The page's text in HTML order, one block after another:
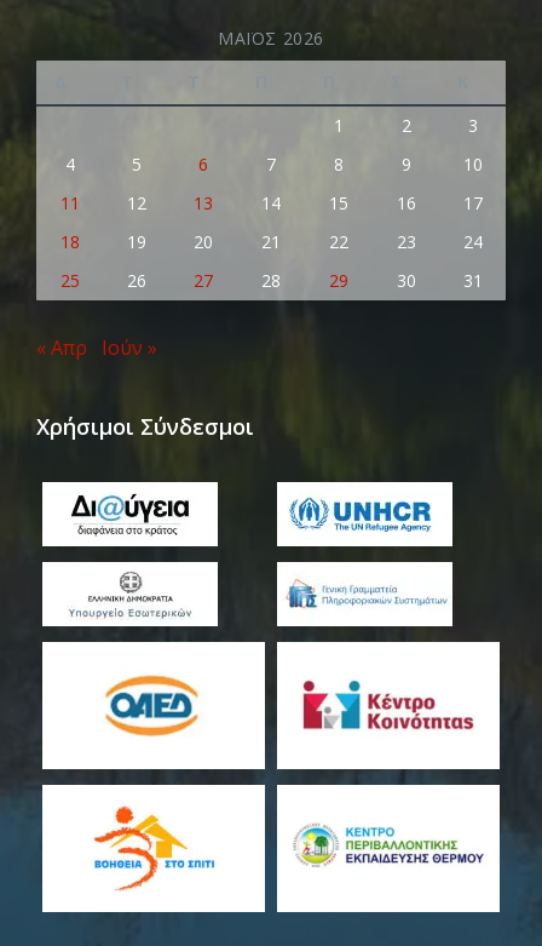
ΜΆΙΟΣ 2026
1
2
3
4
5 6 7 8 9
10
11
12 13 14 15 16
17
18
19 20 21 22 23
24
25
26 27 28 29 30 31
« Απρ Ιούν »
Χρήσιμοι Σύνδεσμοι